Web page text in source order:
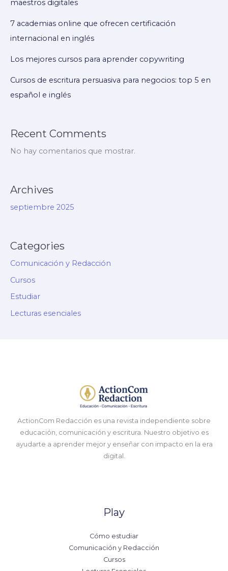
maestros digitales
7 academias online que ofrecen certificación
internacional en inglés
Los mejores cursos para aprender copywriting
Cursos de escritura persuasiva para negocios: top 5 en
español e inglés
Recent Comments
No hay comentarios que mostrar.
Archives
septiembre 2025
Categories
Comunicación y Redacción
Cursos
Estudiar
Lecturas esenciales
ActionCom Redacción es una revista independiente sobre
educación, comunicación y escritura. Nuestro objetivo es
ayudarte a aprender mejor y enseñar con impacto en la era
digital.
Play
Cómo estudiar
Comunicación y Redacción
Cursos